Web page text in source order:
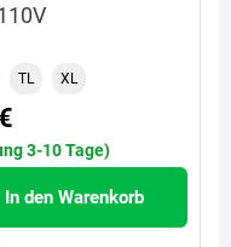
TL XL
3-10 Tage)
In den Warenkorb